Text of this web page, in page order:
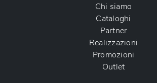
Chi siamo
Cataloghi
Partner
Realizzazioni
Promozioni
Outlet